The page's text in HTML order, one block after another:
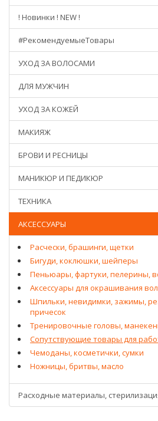
! Новинки ! NEW !
#РекомендуемыеТовары
УХОД ЗА ВОЛОСАМИ
ДЛЯ МУЖЧИН
УХОД ЗА КОЖЕЙ
МАКИЯЖ
БРОВИ И РЕСНИЦЫ
МАНИКЮР И ПЕДИКЮР
ТЕХНИКА
АКСЕССУАРЫ
Расчески, брашинги, щетки
Бигуди, коклюшки, шейперы
Пеньюары, фартуки, пелерины,
Аксессуары для окрашивания
Шпильки, невидимки, зажимы,
причесок
Тренировочные головы,
Сопутствующие товары для
Чемоданы, косметички, сумки
Ножницы, бритвы, масло
Расходные материалы,